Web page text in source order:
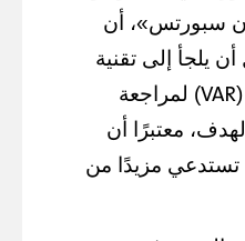
سبورتس»، أن
يلجأ إلى تقنية
VAR) لمراجعة
معتبرًا أن
تستدعي مزيدًا من